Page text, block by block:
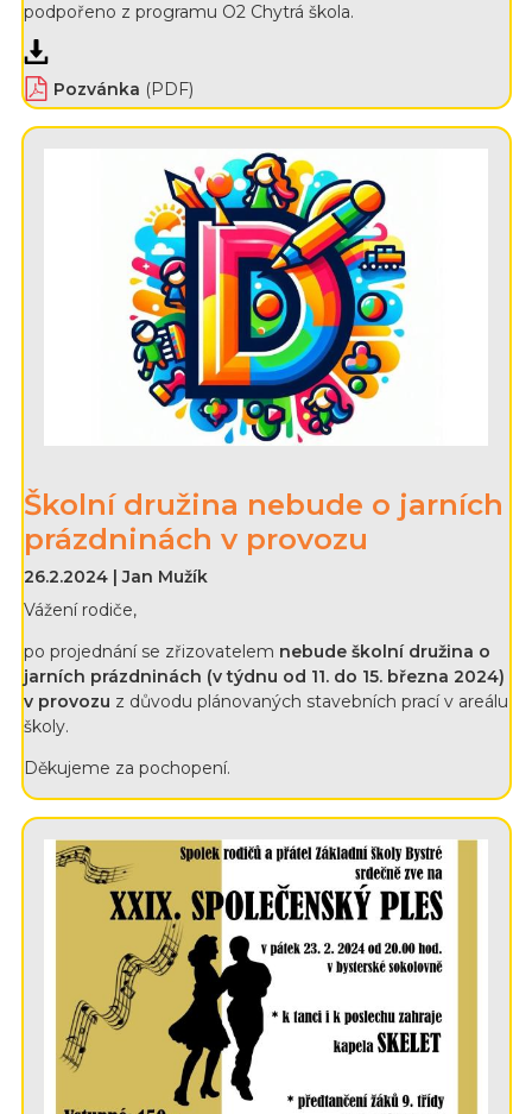
podpořeno z programu O2 Chytrá škola.
Pozvánka (PDF)
Školní družina nebude o jarních
prázdninách v provozu
26.2.2024 | Jan Mužík
Vážení rodiče,
po projednání se zřizovatelem nebude školní družina o
jarních prázdninách (v týdnu od 11. do 15. března 2024)
v provozu z důvodu plánovaných stavebních prací v areálu
školy.
Děkujeme za pochopení.